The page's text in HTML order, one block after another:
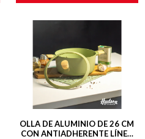
OLLA DE ALUMINIO DE 26 CM
CON ANTIADHERENTE LÍNEA